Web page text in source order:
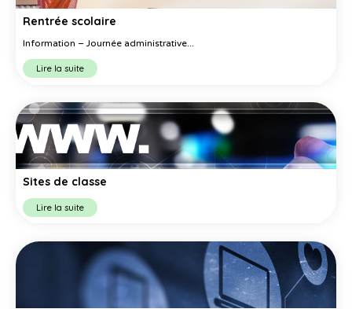
Rentrée scolaire
Information – Journée administrative...
Lire la suite
Sites de classe
Lire la suite